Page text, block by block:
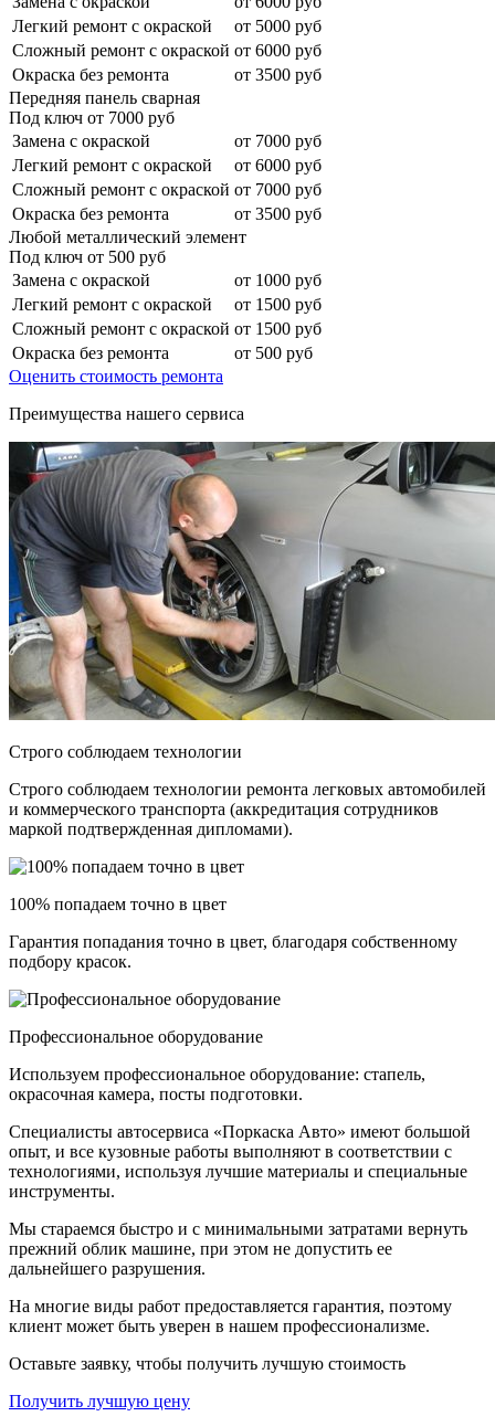
Легкий ремонт с окраской
от 5000 руб
Сложный ремонт с окраской от 6000 руб
Окраска без ремонта
от 3500 руб
Передняя панель сварная
Под ключ от 7000 руб
Замена с окраской
от 7000 руб
Легкий ремонт с окраской
от 6000 руб
Сложный ремонт с окраской от 7000 руб
Окраска без ремонта
от 3500 руб
Любой металлический элемент
Под ключ от 500 руб
Замена с окраской
от 1000 руб
Легкий ремонт с окраской
от 1500 руб
Сложный ремонт с окраской от 1500 руб
Окраска без ремонта
от 500 руб
Оценить стоимость ремонта
Преимущества нашего сервиса
Строго соблюдаем технологии
Строго соблюдаем технологии ремонта легковых автомобилей
и коммерческого транспорта (аккредитация сотрудников
маркой подтвержденная дипломами).
100% попадаем точно в цвет
Гарантия попадания точно в цвет, благодаря собственному
подбору красок.
Профессиональное оборудование
Используем профессиональное оборудование: стапель,
окрасочная камера, посты подготовки.
Специалисты автосервиса «Поркаска Авто» имеют большой
опыт, и все кузовные работы выполняют в соответствии с
технологиями, используя лучшие материалы и специальные
инструменты.
Мы стараемся быстро и с минимальными затратами вернуть
прежний облик машине, при этом не допустить ее
дальнейшего разрушения.
На многие виды работ предоставляется гарантия, поэтому
клиент может быть уверен в нашем профессионализме.
Оставьте заявку, чтобы получить лучшую стоимость
Получить лучшую цену